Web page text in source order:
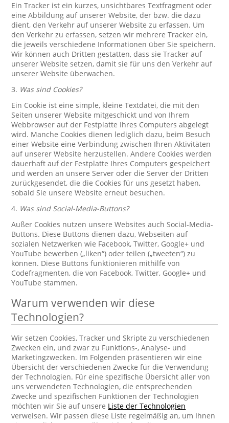
Ein Tracker ist ein kurzes, unsichtbares Textfragment oder
eine Abbildung auf unserer Website, der bzw. die dazu
dient, den Verkehr auf unserer Website zu erfassen. Um
den Verkehr zu erfassen, setzen wir mehrere Tracker ein,
die jeweils verschiedene Informationen über Sie speichern.
Wir können auch Dritten gestatten, dass sie Tracker auf
unserer Website setzen, damit sie für uns den Verkehr auf
unserer Website überwachen.
3. Was sind Cookies?
Ein Cookie ist eine simple, kleine Textdatei, die mit den
Seiten unserer Website mitgeschickt und von Ihrem
Webbrowser auf der Festplatte Ihres Computers abgelegt
wird. Manche Cookies dienen lediglich dazu, beim Besuch
einer Website eine Verbindung zwischen Ihren Aktivitäten
auf unserer Website herzustellen. Andere Cookies werden
dauerhaft auf der Festplatte Ihres Computers gespeichert
und werden an unsere Server oder die Server der Dritten
zurückgesendet, die die Cookies für uns gesetzt haben,
sobald Sie unsere Website erneut besuchen.
4. Was sind Social-Media-Buttons?
Außer Cookies nutzen unsere Websites auch Social-Media-
Buttons. Diese Buttons dienen dazu, Webseiten auf
sozialen Netzwerken wie Facebook, Twitter, Google+ und
YouTube bewerben („liken“) oder teilen („tweeten“) zu
können. Diese Buttons funktionieren mithilfe von
Codefragmenten, die von Facebook, Twitter, Google+ und
YouTube stammen.
Warum verwenden wir diese
Technologien?
Wir setzen Cookies, Tracker und Skripte zu verschiedenen
Zwecken ein, und zwar zu Funktions-, Analyse- und
Marketingzwecken. Im Folgenden präsentieren wir eine
Übersicht der verschiedenen Zwecke für die Verwendung
der Technologien. Für eine spezifische Übersicht aller von
uns verwendeten Technologien, die entsprechenden
Zwecke und spezifischen Funktionen der Technologien
möchten wir Sie auf unsere Liste der Technologien
verweisen. Wir passen diese Liste regelmäßig an, um Ihnen